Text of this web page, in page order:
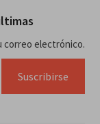
correo electrónico.
Suscribirse